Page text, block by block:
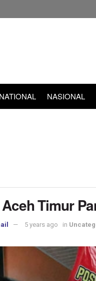
NASIONAL
Timur
5 years ago in